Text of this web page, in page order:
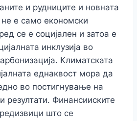
и рудниците и новната
е само економски
се е социјален и затоа е
инклузија во
Климатската
еднаквост мора да
во постигнување на
резултати. Финансииските
што се